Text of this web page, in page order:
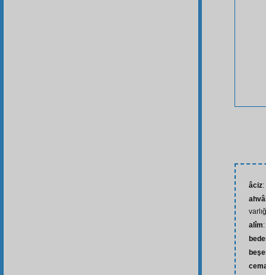
âciz
alîm